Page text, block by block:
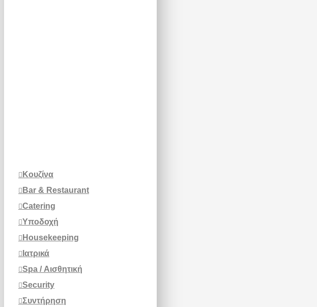
Κουζίνα
Bar & Restaurant
Catering
Υποδοχή
Housekeeping
Ιατρικά
Spa / Αισθητική
Security
Συντήρηση